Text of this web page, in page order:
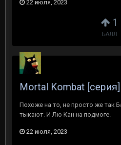
1
БАЛЛ
22 июля, 2023
Mortal Kombat [серия]
Похоже на то, не просто же так
тыкают. И Лю Кан на подмоге.
22 июля, 2023